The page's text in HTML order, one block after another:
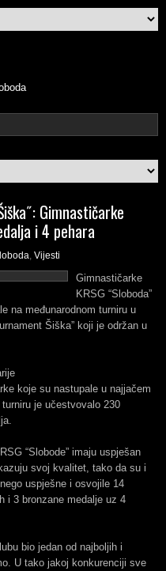
Gimnastičarke
i 4 pehara
, Vijesti
Gimnastičarke
KRSG “Sloboda”
na međunarodnom turniru u
Šiška” koji je održan u
koje su nastupale u najjačem
turniru je učestvovalo 230
“Slobode” imaju uspješan
svoj kvalitet, tako da su i
uspješne i osvojile 14
i 3 bronzane medalje uz 4
bio jedan od najboljih i
U tako jakoj konkurenciji sve